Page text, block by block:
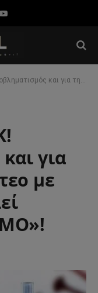
YouTube
Βίντεο με γιατρούς προκαλεί παγκόσμιο «ΣΕΙΣΜΟ»!
για
με